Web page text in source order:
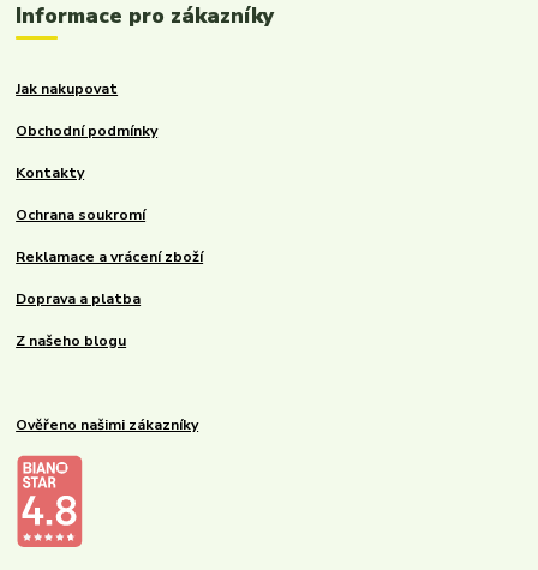
Informace pro zákazníky
Jak nakupovat
Obchodní podmínky
Kontakty
Ochrana soukromí
Reklamace a vrácení zboží
Doprava a platba
Z našeho blogu
Ověřeno našimi zákazníky